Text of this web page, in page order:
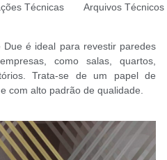
Técnicas Arquivos Técnicos
é ideal para revestir paredes
como salas, quartos,
Trata-se de um papel de
com alto padrão de qualidade.